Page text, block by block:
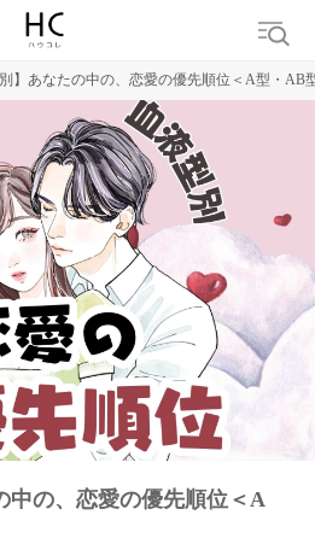
別】あなたの中の、恋愛の優先順位＜A型・AB
中の、恋愛の優先順位＜A